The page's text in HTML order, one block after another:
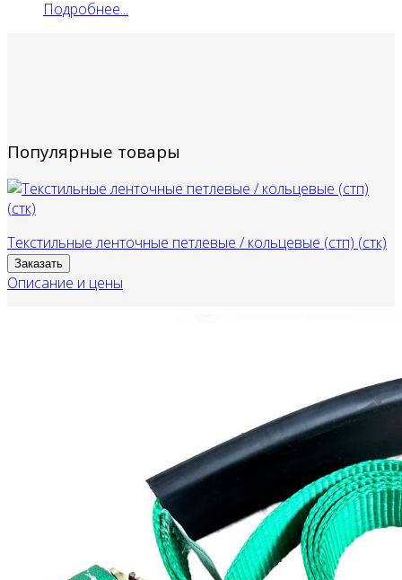
Подробнее...
Популярные товары
Текстильные ленточные петлевые / кольцевые (стп) (стк)
Заказать
Описание и цены